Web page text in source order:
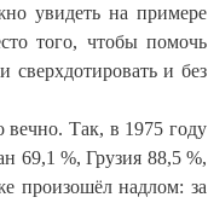
увидеть на примере
того, чтобы помочь
и без
вечно. Так, в 1975 году
69,1 %, Грузия 88,5 %,
произошёл надлом: за